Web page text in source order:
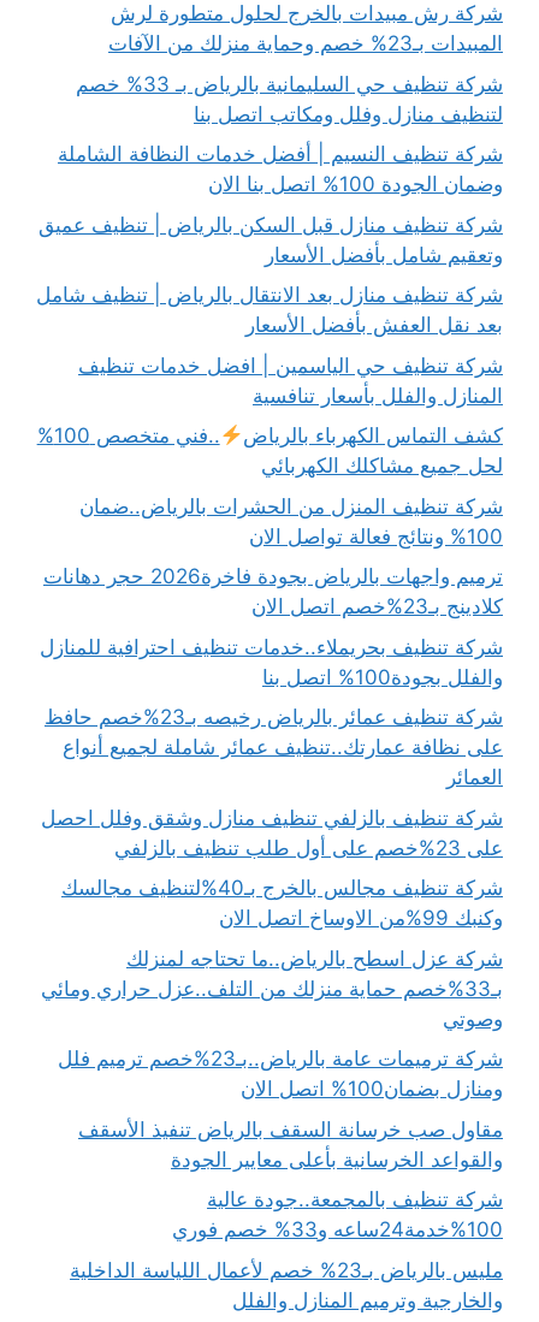
شركة رش مبيدات بالخرج لحلول متطورة لرش
المبيدات بـ23% خصم وحماية منزلك من الآفات
شركة تنظيف حي السليمانية بالرياض بـ 33% خصم
لتنظيف منازل وفلل ومكاتب اتصل بنا
شركة تنظيف النسيم | أفضل خدمات النظافة الشاملة
وضمان الجودة 100% اتصل بنا الان
شركة تنظيف منازل قبل السكن بالرياض | تنظيف عميق
وتعقيم شامل بأفضل الأسعار
شركة تنظيف منازل بعد الانتقال بالرياض | تنظيف شامل
بعد نقل العفش بأفضل الأسعار
شركة تنظيف حي الياسمين | افضل خدمات تنظيف
المنازل والفلل بأسعار تنافسية
كشف التماس الكهرباء بالرياض
..فني متخصص 100%
لحل جميع مشاكلك الكهربائي
شركة تنظيف المنزل من الحشرات بالرياض..ضمان
100% ونتائج فعالة تواصل الان
ترميم واجهات بالرياض بجودة فاخرة2026 حجر دهانات
كلادينج بـ23%خصم اتصل الان
شركة تنظيف بحريملاء..خدمات تنظيف احترافية للمنازل
والفلل بجودة100% اتصل بنا
شركة تنظيف عمائر بالرياض رخيصه بـ23%خصم حافظ
على نظافة عمارتك..تنظيف عمائر شاملة لجميع أنواع
العمائر
شركة تنظيف بالزلفي تنظيف منازل وشقق وفلل احصل
على 23%خصم على أول طلب تنظيف بالزلفي
شركة تنظيف مجالس بالخرج بـ40%لتنظيف مجالسك
وكنبك 99%من الاوساخ اتصل الان
شركة عزل اسطح بالرياض..ما تحتاجه لمنزلك
بـ33%خصم حماية منزلك من التلف..عزل حراري ومائي
وصوتي
شركة ترميمات عامة بالرياض..بـ23%خصم ترميم فلل
ومنازل بضمان100% اتصل الان
مقاول صب خرسانة السقف بالرياض تنفيذ الأسقف
والقواعد الخرسانية بأعلى معايير الجودة
شركة تنظيف بالمجمعة..جودة عالية
100%خدمة24ساعه و33% خصم فوري
مليس بالرياض بـ23% خصم لأعمال اللياسة الداخلية
والخارجية وترميم المنازل والفلل